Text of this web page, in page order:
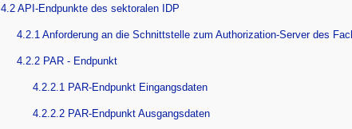
4.2 API-Endpunkte des sektoralen IDP
4.2.1 Anforderung an die Schnittstelle zum Authorization-Server des
4.2.2 PAR - Endpunkt
4.2.2.1 PAR-Endpunkt Eingangsdaten
4.2.2.2 PAR-Endpunkt Ausgangsdaten